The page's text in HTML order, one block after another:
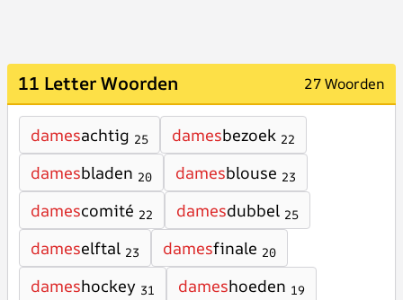
11 Letter Woorden 27 Woorden
damesachtig 25 damesbezoek 22
damesbladen 20 damesblouse 23
damescomité 22 damesdubbel 25
dameselftal 23 damesfinale 20
dameshockey 31 dameshoeden 19